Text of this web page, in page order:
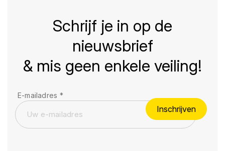
Schrijf je in op de
nieuwsbrief
& mis geen enkele veiling!
E-mailadres *
Inschrijven